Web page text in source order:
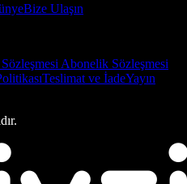
Bize Ulaşın
Abonelik Sözleşmesi
Teslimat ve İadeYayın